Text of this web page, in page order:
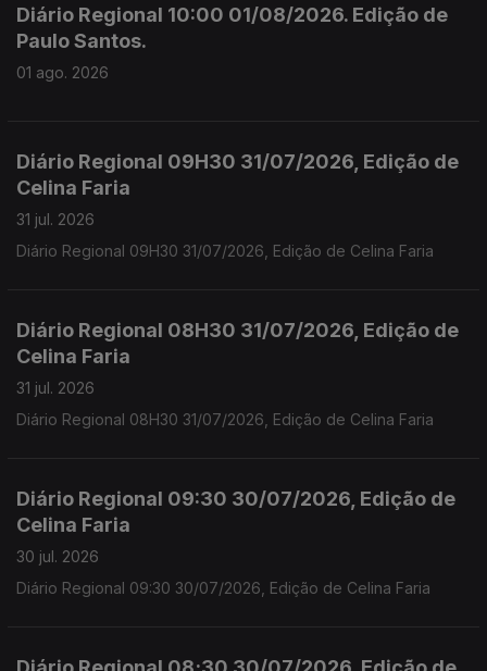
Diário Regional 10:00 01/08/2026. Edição de
Paulo Santos.
01 ago. 2026
Diário Regional 09H30 31/07/2026, Edição de
Celina Faria
31 jul. 2026
Diário Regional 09H30 31/07/2026, Edição de Celina Faria
Diário Regional 08H30 31/07/2026, Edição de
Celina Faria
31 jul. 2026
Diário Regional 08H30 31/07/2026, Edição de Celina Faria
Diário Regional 09:30 30/07/2026, Edição de
Celina Faria
30 jul. 2026
Diário Regional 09:30 30/07/2026, Edição de Celina Faria